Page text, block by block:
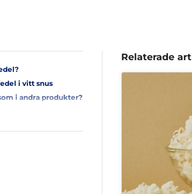
i vitt snus
i andra produkter?
Relaterade